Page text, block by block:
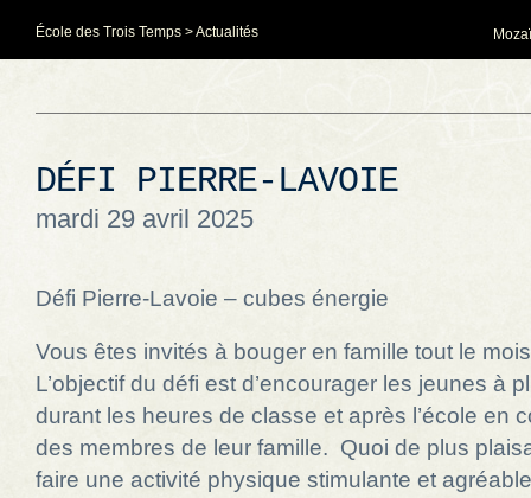
École des Trois Temps >Actualités
DÉFI PIERRE-LAVOIE
mardi 29 avril 2025
Défi Pierre-Lavoie – cubes énergie
Vous êtes invités à bouger en famille tout le
L’objectif du défi est d’encourager les jeunes à
durant les heures de classe et après l’école en
des membres de leur famille. Quoi de plus
faire une activité physique stimulante et